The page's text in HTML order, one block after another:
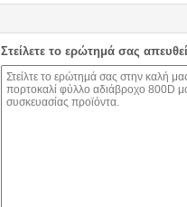
Στείλετε το ερώτημά σας